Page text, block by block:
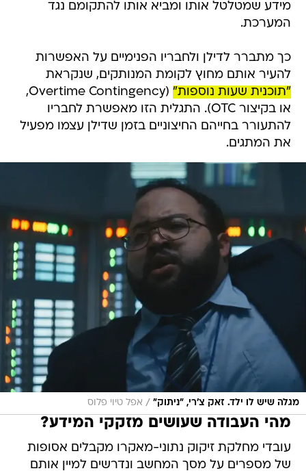
מידע שמטלטל אותו ומביא אותו להתקומם נגד
המערכת.
כך מתברר לדילן ולחבריו הפנימיים על האפשרות
להעיר אותם מחוץ לקומת המנותקים, שנקראת
"תוכנית שעות נוספות"
(Overtime Contingency,
או בקיצור OTC). התגלית הזו מאפשרת לחבריו
להתעורר בחייהם החיצוניים בזמן שדילן עצמו מפעיל
את המתגים.
מגלה שיש לו ילד. זאק צ'רי, "ניתוק" / אפל טיוי פלוס
מהי העבודה שעושים מזקקי המידע?
עובדי מחלקת זיקוק נתוני-מאקרו מקבלים אסופות
של מספרים על מסך המחשב ונדרשים למיין אותם